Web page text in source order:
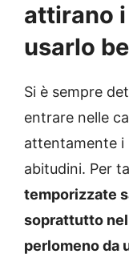
attirano
usarlo
Si è sempre
entrare nelle
attentamente i
abitudini. Per
temporizzate
soprattutto
perlomeno da